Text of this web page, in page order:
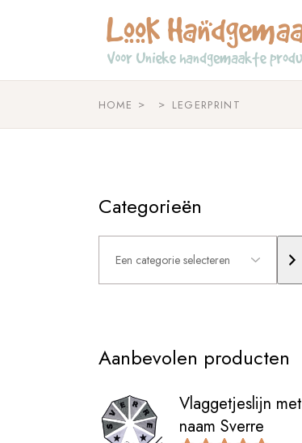
HOME LEGERPRINT
Categorieën
Een
categorie
selecteren
Aanbevolen producten
Vlaggetjeslijn met
naam Sverre